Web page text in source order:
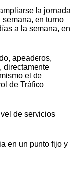
la jornada
semana, en turno
a la semana, en
apeaderos,
directamente
el de
de Tráfico
de servicios
en un punto fijo y